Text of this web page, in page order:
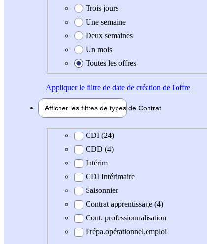
Trois jours
Une semaine
Deux semaines
Un mois
Toutes les offres
Appliquerle filtre de date de création de l'offre
Afficher les filtres de types de Contrat
Type de contratCDI (24)
CDD (4)
Intérim
CDI Intérimaire
Saisonnier
Contrat apprentissage (4)
Cont. professionnalisation
Prépa.opérationnel.emploi